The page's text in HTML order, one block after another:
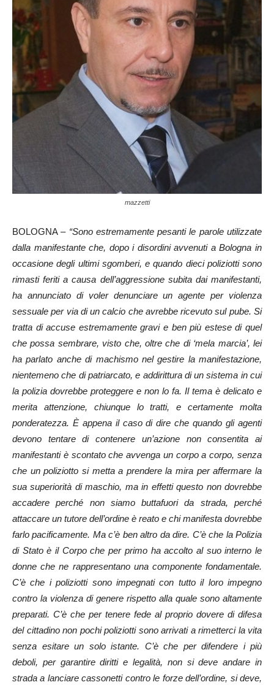
mazzetti
BOLOGNA – “Sono estremamente pesanti le parole utilizzate
dalla manifestante che, dopo i disordini avvenuti a Bologna in
occasione degli ultimi sgomberi, e quando dieci poliziotti sono
rimasti feriti a causa dell’aggressione subita dai manifestanti,
ha annunciato di voler denunciare un agente per violenza
sessuale per via di un calcio che avrebbe ricevuto sul pube. Si
tratta di accuse estremamente gravi e ben più estese di quel
che possa sembrare, visto che, oltre che di ‘mela marcia’, lei
ha parlato anche di machismo nel gestire la manifestazione,
nientemeno che di patriarcato, e addirittura di un sistema in cui
la polizia dovrebbe proteggere e non lo fa. Il tema è delicato e
merita attenzione, chiunque lo tratti, e certamente molta
ponderatezza. È appena il caso di dire che quando gli agenti
devono tentare di contenere un’azione non consentita ai
manifestanti è scontato che avvenga un corpo a corpo, senza
che un poliziotto si metta a prendere la mira per affermare la
sua superiorità di maschio, ma in effetti questo non dovrebbe
accadere perché non siamo buttafuori da strada, perché
attaccare un tutore dell’ordine è reato e chi manifesta dovrebbe
farlo pacificamente. Ma c’è ben altro da dire. C’è che la Polizia
di Stato è il Corpo che per primo ha accolto al suo interno le
donne che ne rappresentano una componente fondamentale.
C’è che i poliziotti sono impegnati con tutto il loro impegno
contro la violenza di genere rispetto alla quale sono altamente
preparati. C’è che per tenere fede al proprio dovere di difesa
del cittadino non pochi poliziotti sono arrivati a rimetterci la vita
senza esitare un solo istante. C’è che per difendere i più
deboli, per garantire diritti e legalità, non si deve andare in
strada a lanciare cassonetti contro le forze dell’ordine, si deve,